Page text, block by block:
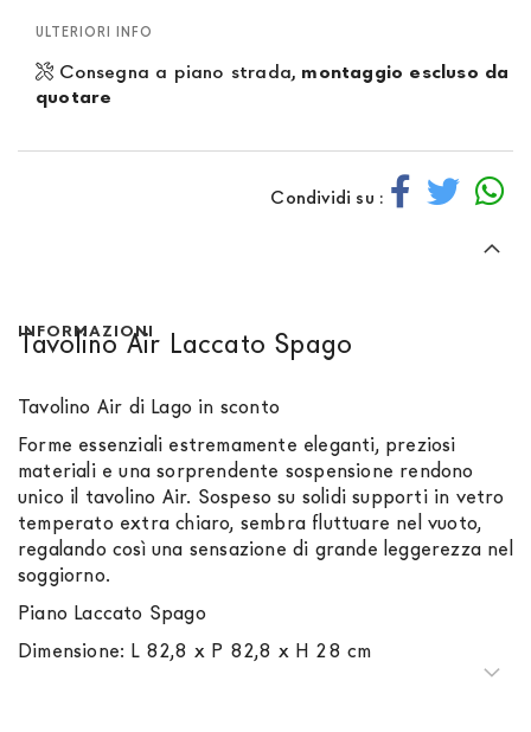
ULTERIORI INFO
Consegna a piano strada, montaggio escluso da
quotare
Condividi su :
INFORMAZIONI
Tavolino Air Laccato Spago
Tavolino Air di Lago in sconto
Forme essenziali estremamente eleganti, preziosi
materiali e una sorprendente sospensione rendono
unico il tavolino Air. Sospeso su solidi supporti in vetro
temperato extra chiaro, sembra fluttuare nel vuoto,
regalando così una sensazione di grande leggerezza nel
soggiorno.
Piano Laccato Spago
Dimensione: L 82,8 x P 82,8 x H 28 cm